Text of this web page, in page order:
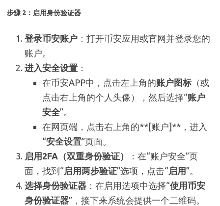
步骤 2：启用身份验证器
登录币安账户 ：打开币安应用或官网并登录您的
账户。
进入安全设置 ：
在币安APP中，点击左上角的账户图标（或
点击右上角的个人头像），然后选择“账户
安全”。
在网页端，点击右上角的**[账户]**，进入
“安全设置”页面。
启用2FA（双重身份验证）
：在“账户安全”页
面，找到“ 启用两步验证”选项，点击“ 启用”。
选择身份验证器 ：在启用选项中选择“使用币安
身份验证器”，接下来系统会提供一个二维码。